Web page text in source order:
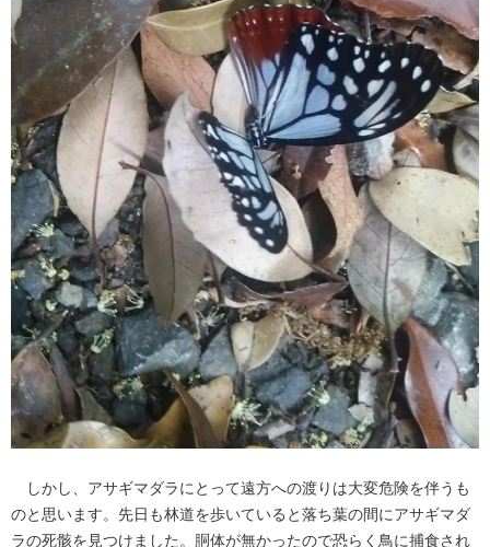
しかし、アサギマダラにとって遠方への渡りは大変危険を伴うも
のと思います。先日も林道を歩いていると落ち葉の間にアサギマダ
ラの死骸を見つけました。胴体が無かったので恐らく鳥に捕食され